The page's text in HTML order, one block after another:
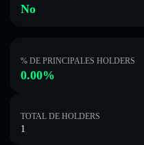
No
% DE PRINCIPALES HOLDERS
0.00%
TOTAL DE HOLDERS
1